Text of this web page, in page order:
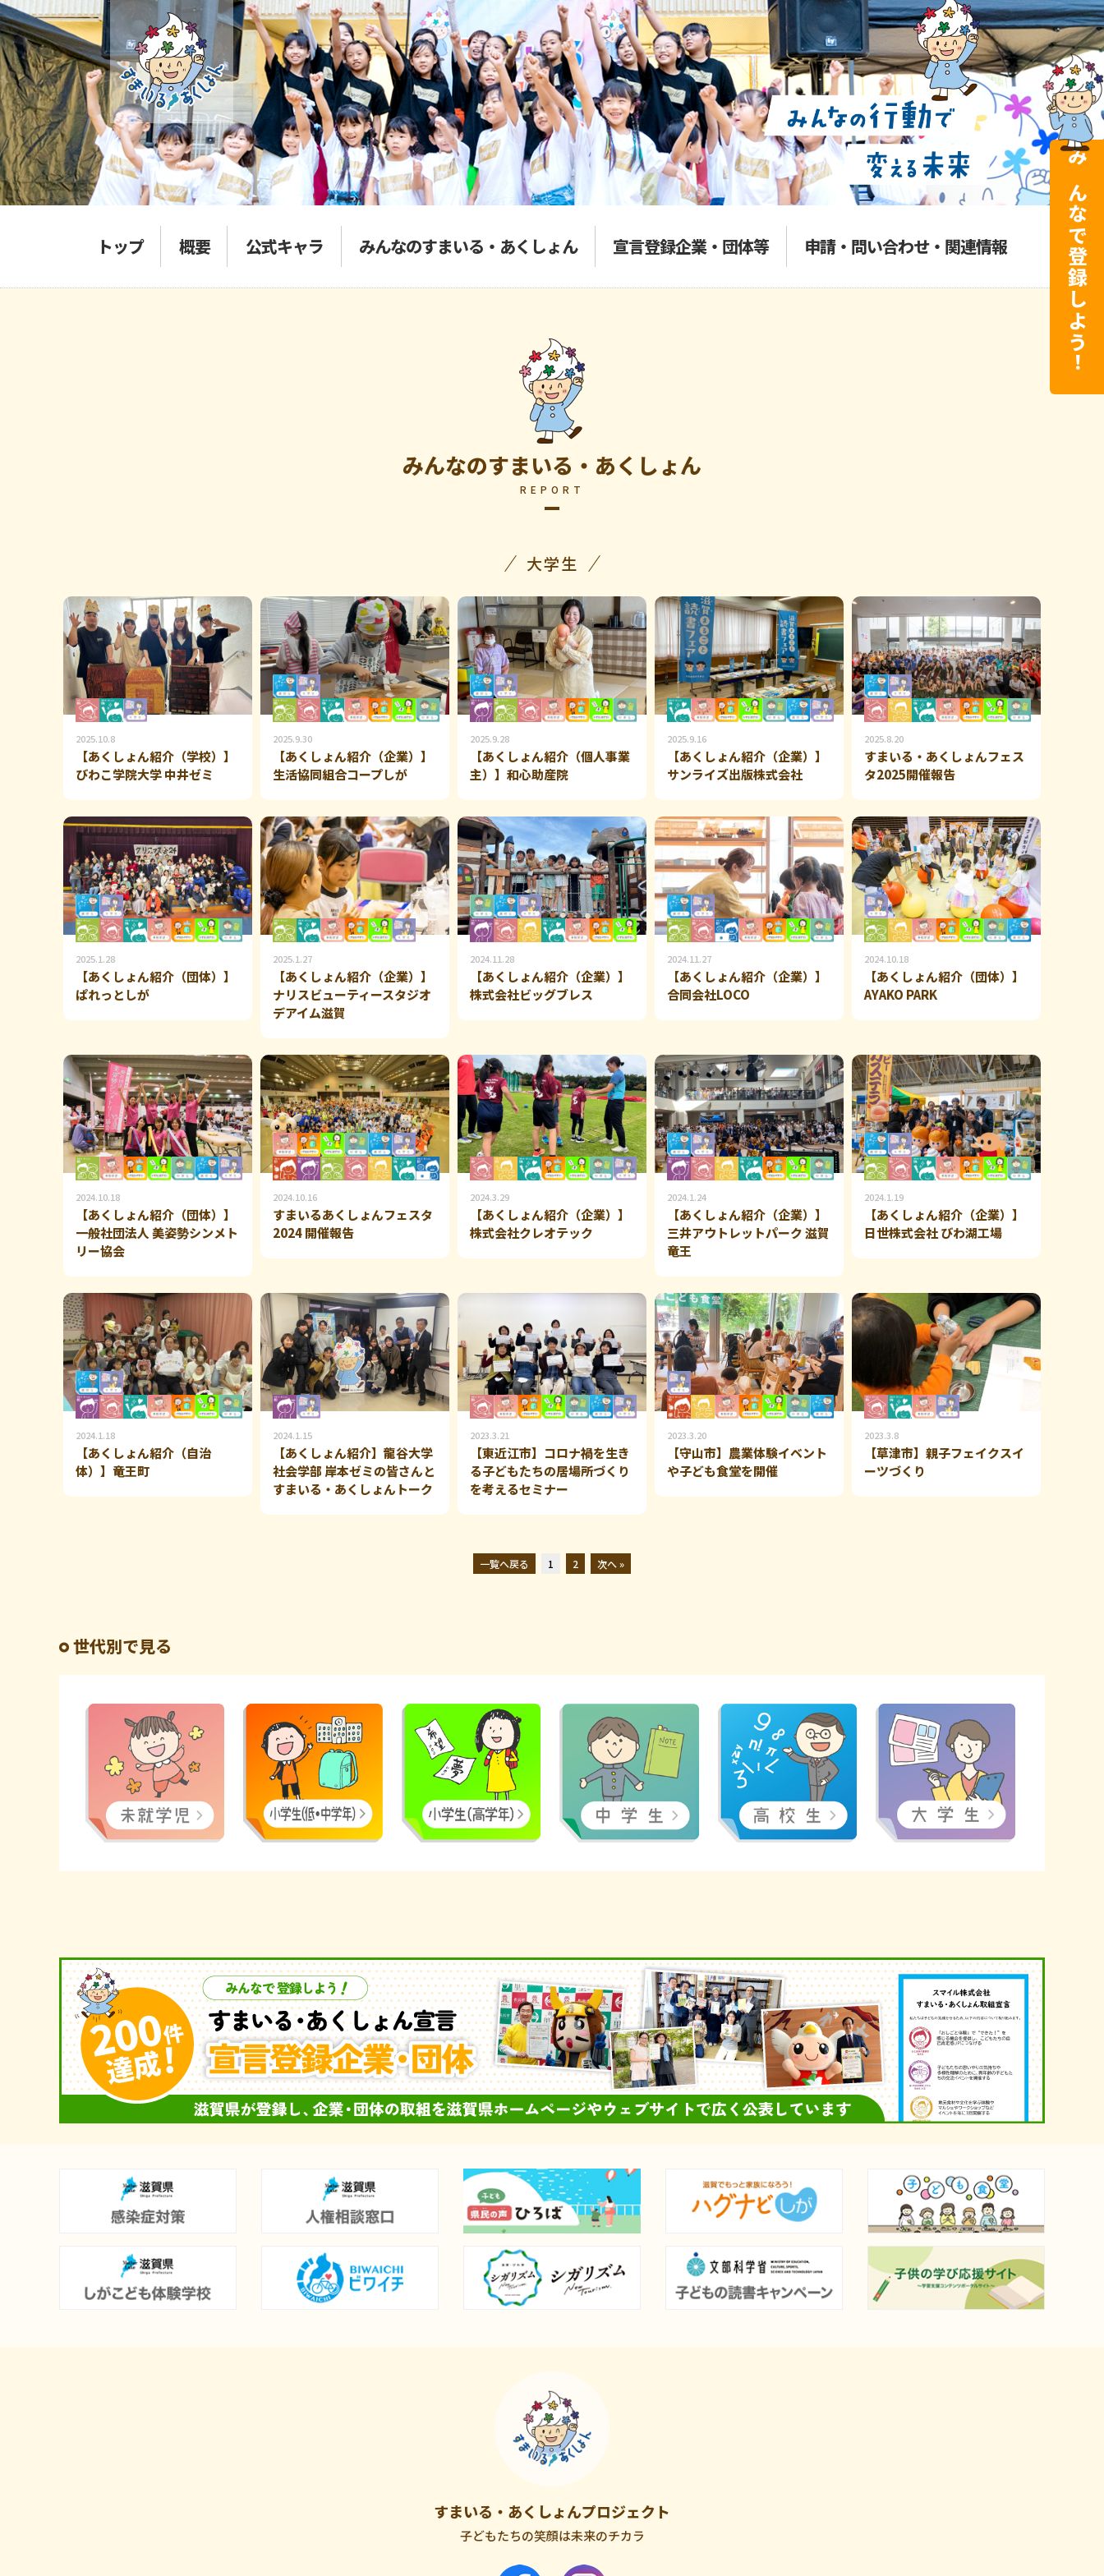
トップ 概要 公式キャラ みんなのすまいる・あくしょん 宣言登録企業・団体等 申請・問い合わせ・関連情報
みんなのすまいる・あくしょん
REPORT
大学生
2025.10.8
【あくしょん紹介（学校）】
びわこ学院大学 中井ゼミ
2025.9.30
【あくしょん紹介（企業）】
生活協同組合コープしが
2025.9.28
【あくしょん紹介（個人事業
主）】和心助産院
2025.9.16
【あくしょん紹介（企業）】
サンライズ出版株式会社
2025.8.20
すまいる・あくしょんフェス
タ2025開催報告
2025.1.28
【あくしょん紹介（団体）】
ぱれっとしが
2025.1.27
【あくしょん紹介（企業）】
ナリスビューティースタジオ
デアイム滋賀
2024.11.28
【あくしょん紹介（企業）】
株式会社ビッグブレス
2024.11.27
【あくしょん紹介（企業）】
合同会社LOCO
2024.10.18
【あくしょん紹介（団体）】
AYAKO PARK
2024.10.18
【あくしょん紹介（団体）】
一般社団法人 美姿勢シンメト
リー協会
2024.10.16
すまいるあくしょんフェスタ
2024 開催報告
2024.3.29
【あくしょん紹介（企業）】
株式会社クレオテック
2024.1.24
【あくしょん紹介（企業）】
三井アウトレットパーク 滋賀
竜王
2024.1.19
【あくしょん紹介（企業）】
日世株式会社 びわ湖工場
2024.1.18
【あくしょん紹介（自治
体）】竜王町
2024.1.15
【あくしょん紹介】龍谷大学
社会学部 岸本ゼミの皆さんと
すまいる・あくしょんトーク
2023.3.21
【東近江市】コロナ禍を生き
る子どもたちの居場所づくり
を考えるセミナー
2023.3.20
【守山市】農業体験イベント
や子ども食堂を開催
2023.3.8
【草津市】親子フェイクスイ
ーツづくり
一覧へ戻る 1 2 次へ »
世代別で見る
すまいる・あくしょんプロジェクト
子どもたちの笑顔は未来のチカラ
みんなで登録しよう！